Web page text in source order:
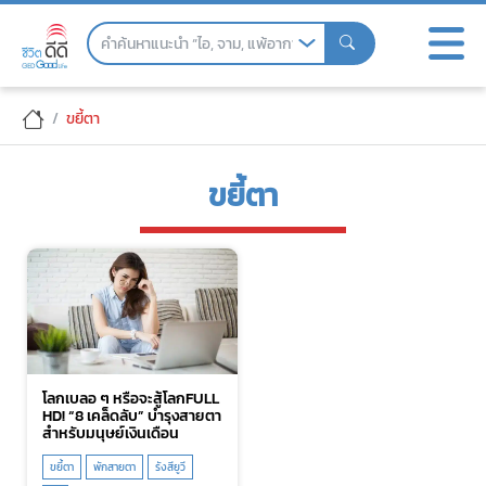
Skip
ขยี้ตา
ขยี้ตา
โลกเบลอ ๆ หรือจะสู้โลกFULL
HD! “8 เคล็ดลับ” บำรุงสายตา
สำหรับมนุษย์เงินเดือน
ขยี้ตา พักสายตา
รังสียูวี